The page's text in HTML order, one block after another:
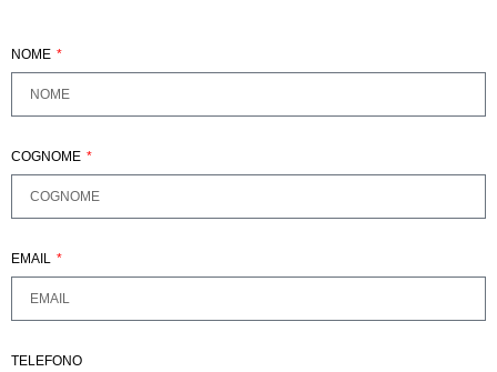
NOME
COGNOME
EMAIL
TELEFONO